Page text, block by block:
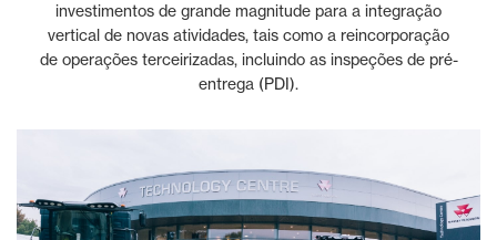
investimentos de grande magnitude para a integração
vertical de novas atividades, tais como a reincorporação
de operações terceirizadas, incluindo as inspeções de pré-
entrega (PDI).